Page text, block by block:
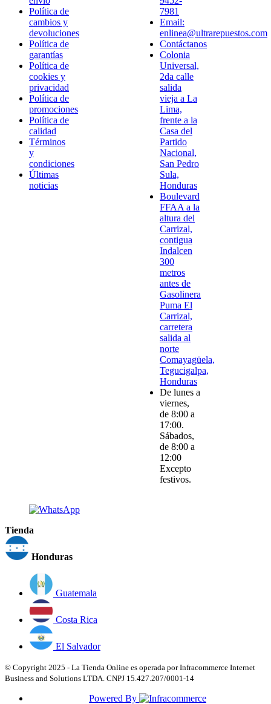
Política de
cambios y
devoluciones
Política de
garantías
Política de
cookies y
privacidad
Política de
promociones
Política de
calidad
Términos
y
condiciones
Últimas
noticias
7981
Email:
enlinea@ultrarepuestos.com
Contáctanos
Colonia
Universal,
2da calle
salida
vieja a La
Lima,
frente a la
Casa del
Partido
Nacional,
San Pedro
Sula,
Honduras
Boulevard
FFAA a la
altura del
Carrizal,
contigua
Indalcen
300
metros
antes de
Gasolinera
Puma El
Carrizal,
carretera
salida al
norte
Comayagüela,
Tegucigalpa,
Honduras
De lunes a
viernes,
de 8:00 a
17:00.
Sábados,
de 8:00 a
12:00
Excepto
festivos.
Tienda
Honduras
Guatemala
Costa Rica
El Salvador
© Copyright 2025 - La Tienda Online es operada por Infracommerce Internet
Business and Solutions LTDA. CNPJ 15.427.207/0001-14
Powered By